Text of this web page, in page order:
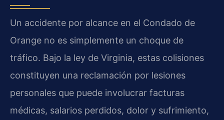
Un accidente por alcance en el Condado de
Orange no es simplemente un choque de
tráfico. Bajo la ley de Virginia, estas colisiones
constituyen una reclamación por lesiones
personales que puede involucrar facturas
médicas, salarios perdidos, dolor y sufrimiento,